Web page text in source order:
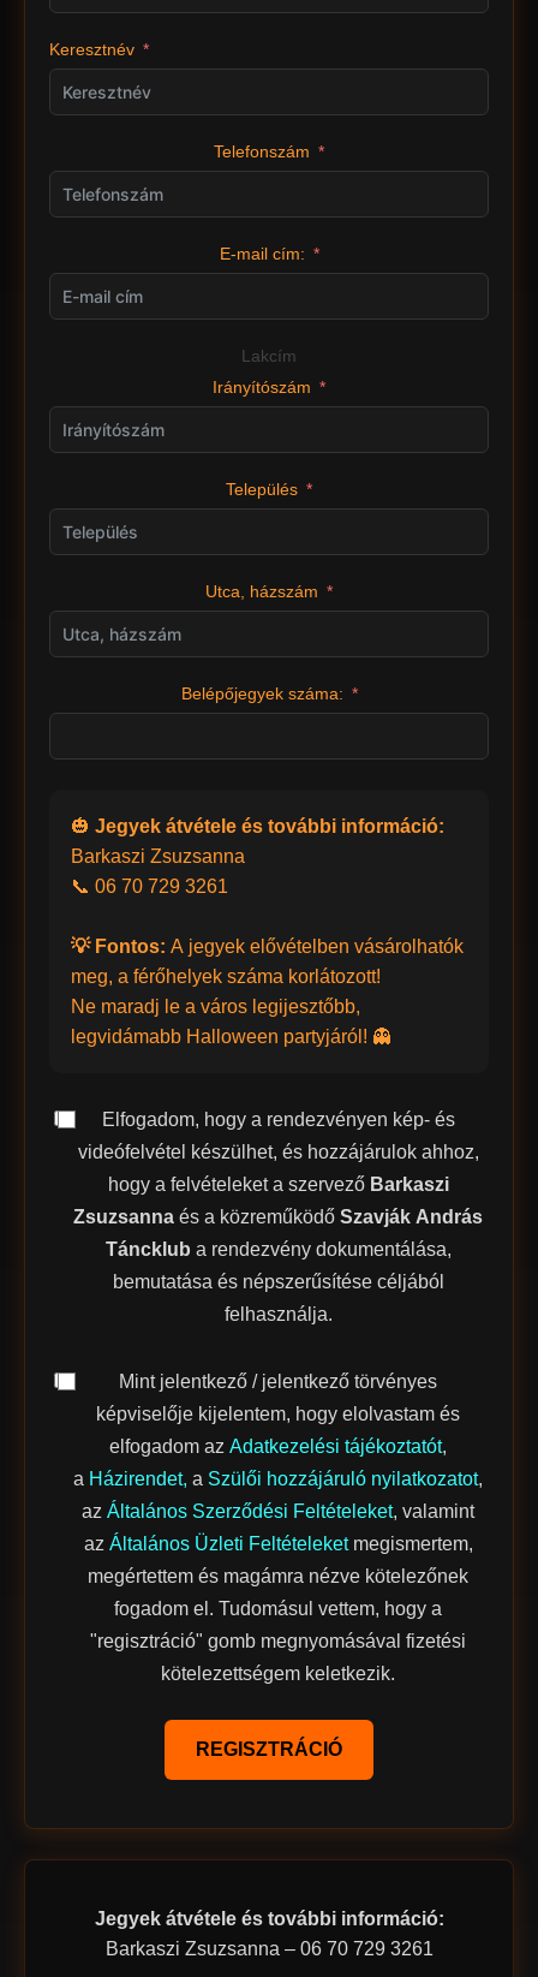
Keresztnév
Telefonszám
E-mail cím:
Lakcím
Irányítószám
Település
Utca, házszám
Belépőjegyek száma:
🎃 Jegyek átvétele és további információ:
Barkaszi Zsuzsanna
📞 06 70 729 3261
💡 Fontos: A jegyek elővételben vásárolhatók
meg, a férőhelyek száma korlátozott!
Ne maradj le a város legijesztőbb,
legvidámabb Halloween partyjáról! 👻
Elfogadom, hogy a rendezvényen kép- és
videófelvétel készülhet, és hozzájárulok ahhoz,
hogy a felvételeket a szervező Barkaszi
Zsuzsanna és a közreműködő Szavják András
Táncklub a rendezvény dokumentálása,
bemutatása és népszerűsítése céljából
felhasználja.
Mint jelentkező / jelentkező törvényes
képviselője kijelentem, hogy elolvastam és
elfogadom az Adatkezelési tájékoztatót,
a Házirendet, a Szülői hozzájáruló nyilatkozatot,
az Általános Szerződési Feltételeket, valamint
az Általános Üzleti Feltételeketmegismertem,
megértettem és magámra nézve kötelezőnek
fogadom el. Tudomásul vettem, hogy a
"regisztráció" gomb megnyomásával fizetési
kötelezettségem keletkezik.
REGISZTRÁCIÓ
Jegyek átvétele és további információ:
Barkaszi Zsuzsanna – 06 70 729 3261